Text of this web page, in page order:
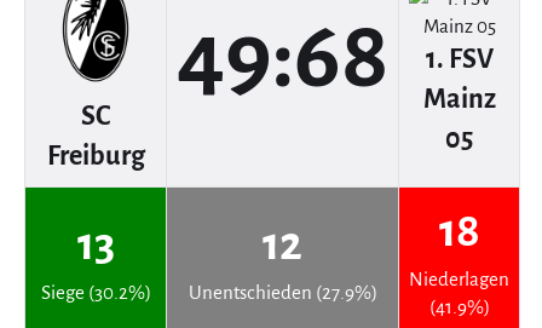
SC
Freiburg
49:68
1. FSV
Mainz
05
13
Siege (30.2%)
12
Unentschieden (27.9%)
18
Niederlagen
(41.9%)